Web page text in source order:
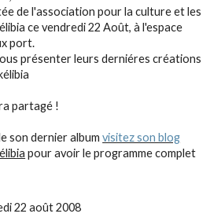
de l'association pour la culture et les
ce vendredi 22 Août, à l'espace
port.
présenter leurs derniéres créations
partagé !
son dernier albumvisitez son blog
pour avoir le programme complet
22 août 2008